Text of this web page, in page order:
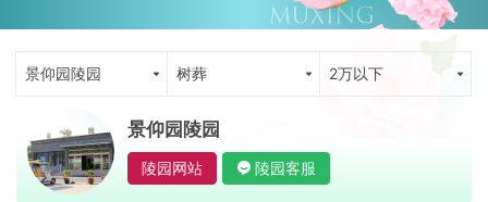
景仰园陵园 树葬 2万以下
景仰园陵园
陵园网站 陵园客服